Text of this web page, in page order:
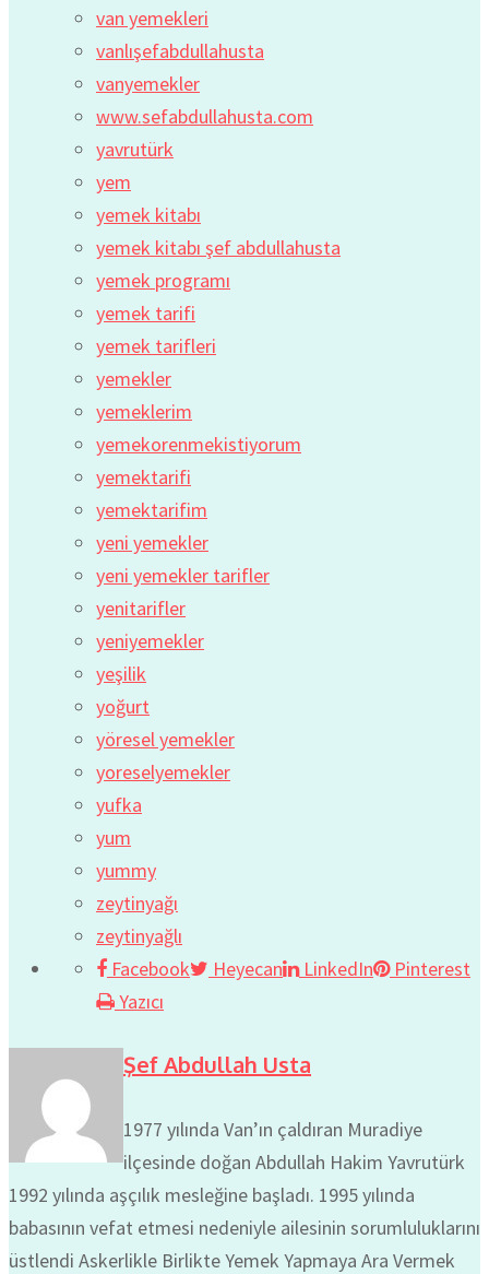
van yemekleri
vanlışefabdullahusta
vanyemekler
www.sefabdullahusta.com
yavrutürk
yem
yemek kitabı
yemek kitabı şef abdullahusta
yemek programı
yemek tarifi
yemek tarifleri
yemekler
yemeklerim
yemekorenmekistiyorum
yemektarifi
yemektarifim
yeni yemekler
yeni yemekler tarifler
yenitarifler
yeniyemekler
yeşilik
yoğurt
yöresel yemekler
yoreselyemekler
yufka
yum
yummy
zeytinyağı
zeytinyağlı
Facebook
Heyecan LinkedIn
Pinterest
Yazıcı
Şef Abdullah Usta
1977 yılında Van’ın çaldıran Muradiye
ilçesinde doğan Abdullah Hakim Yavrutürk
1992 yılında aşçılık mesleğine başladı. 1995 yılında
babasının vefat etmesi nedeniyle ailesinin sorumluluklarını
üstlendi Askerlikle Birlikte Yemek Yapmaya Ara Vermek